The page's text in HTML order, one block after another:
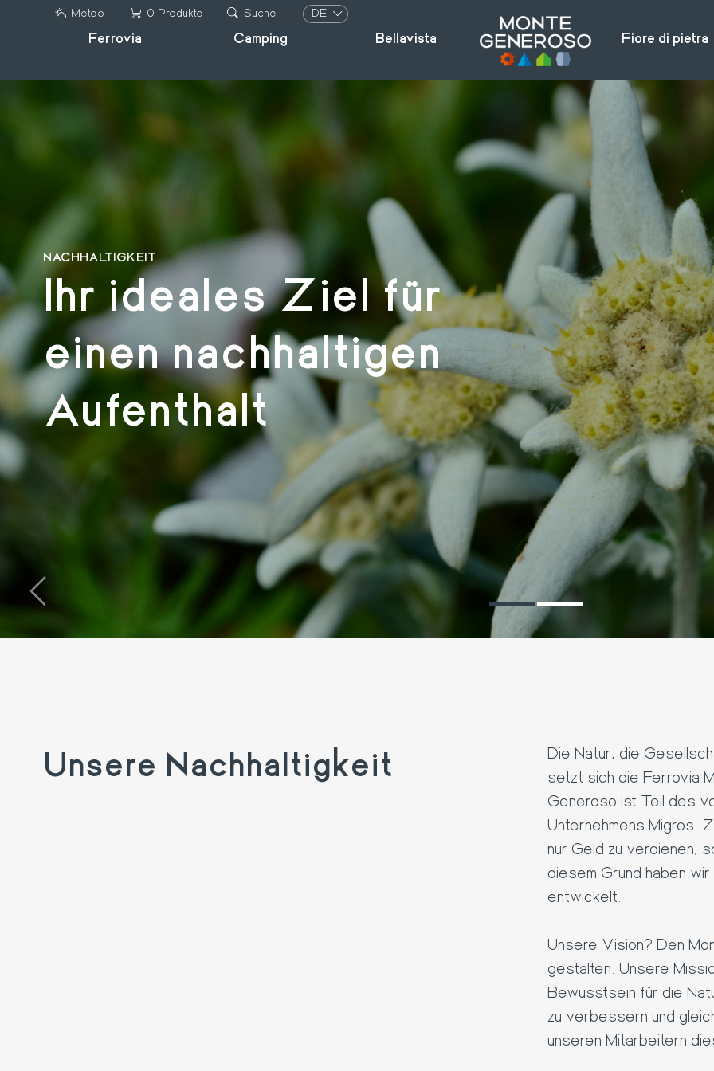
Meteo 0 Produkte Suche
DE
Ferrovia Camping Bellavista Fiore di pietra
NACHHALTIGKEIT
Ihr ideales Ziel für
einen nachhaltigen
Aufenthalt
Unsere Nachhaltigkeit
Die Natur, die
setzt sich die Ferrovia
Generoso ist Teil des
Unternehmens Migros.
nur Geld zu verdienen,
diesem Grund haben
entwickelt.
Unsere Vision? Den
gestalten. Unsere
Bewusstsein für die
zu verbessern und
unseren Mitarbeitern